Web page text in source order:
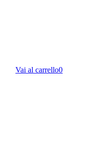
Vai al carrello0